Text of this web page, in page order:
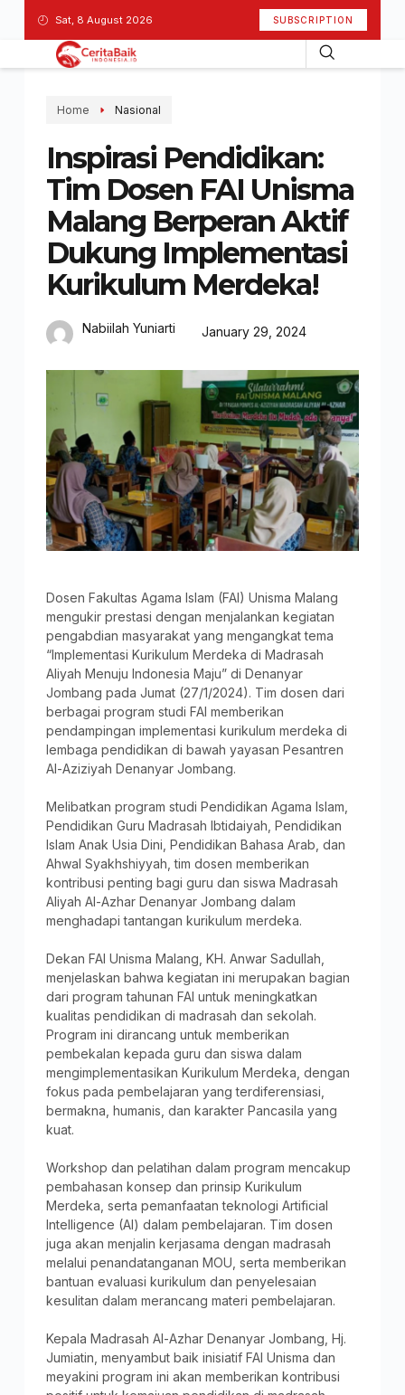
Sat, 8 August 2026 SUBSCRIPTION
Home Nasional
Inspirasi Pendidikan:
Tim Dosen FAI Unisma
Malang Berperan Aktif
Dukung Implementasi
Kurikulum Merdeka!
Nabiilah Yuniarti January 29, 2024
Dosen Fakultas Agama Islam (FAI) Unisma Malang
mengukir prestasi dengan menjalankan kegiatan
pengabdian masyarakat yang mengangkat tema
“Implementasi Kurikulum Merdeka di Madrasah
Aliyah Menuju Indonesia Maju” di Denanyar
Jombang pada Jumat (27/1/2024). Tim dosen dari
berbagai program studi FAI memberikan
pendampingan implementasi kurikulum merdeka di
lembaga pendidikan di bawah yayasan Pesantren
Al-Aziziyah Denanyar Jombang.
Melibatkan program studi Pendidikan Agama Islam,
Pendidikan Guru Madrasah Ibtidaiyah, Pendidikan
Islam Anak Usia Dini, Pendidikan Bahasa Arab, dan
Ahwal Syakhshiyyah, tim dosen memberikan
kontribusi penting bagi guru dan siswa Madrasah
Aliyah Al-Azhar Denanyar Jombang dalam
menghadapi tantangan kurikulum merdeka.
Dekan FAI Unisma Malang, KH. Anwar Sadullah,
menjelaskan bahwa kegiatan ini merupakan bagian
dari program tahunan FAI untuk meningkatkan
kualitas pendidikan di madrasah dan sekolah.
Program ini dirancang untuk memberikan
pembekalan kepada guru dan siswa dalam
mengimplementasikan Kurikulum Merdeka, dengan
fokus pada pembelajaran yang terdiferensiasi,
bermakna, humanis, dan karakter Pancasila yang
kuat.
Workshop dan pelatihan dalam program mencakup
pembahasan konsep dan prinsip Kurikulum
Merdeka, serta pemanfaatan teknologi Artificial
Intelligence (AI) dalam pembelajaran. Tim dosen
juga akan menjalin kerjasama dengan madrasah
melalui penandatanganan MOU, serta memberikan
bantuan evaluasi kurikulum dan penyelesaian
kesulitan dalam merancang materi pembelajaran.
Kepala Madrasah Al-Azhar Denanyar Jombang, Hj.
Jumiatin, menyambut baik inisiatif FAI Unisma dan
meyakini program ini akan memberikan kontribusi